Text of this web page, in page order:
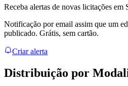
Receba alertas de novas licitações em
Notificação por email assim que um
publicado. Grátis, sem cartão.
Criar alerta
Distribuição por